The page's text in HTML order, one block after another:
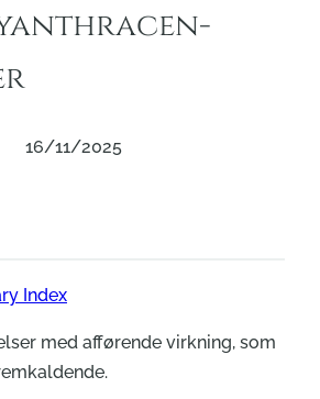
16/11/2025
Index
med afførende virkning, som